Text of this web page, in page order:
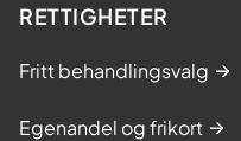
RETTIGHETER
Fritt behandlingsvalg
Egenandel og frikort